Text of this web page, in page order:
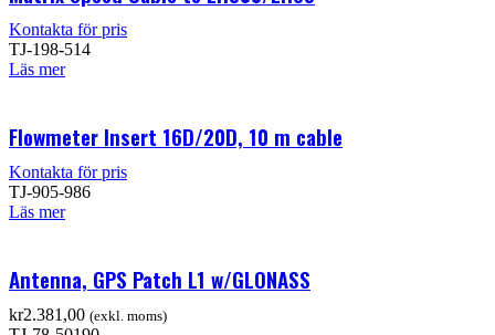
Kontakta för pris
TJ-198-514
Läs mer
Flowmeter Insert 16D/20D, 10 m cable
Kontakta för pris
TJ-905-986
Läs mer
Antenna, GPS Patch L1 w/GLONASS
kr2.381,00 (exkl. moms)